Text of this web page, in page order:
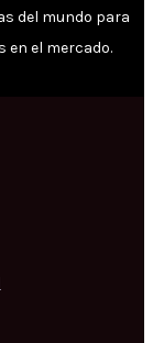
del mundo para
en el mercado.